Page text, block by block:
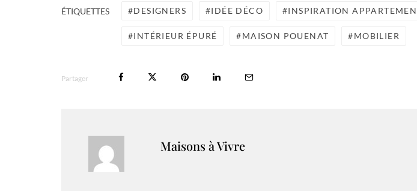
ÉTIQUETTES DESIGNERS IDÉE DÉCO INSPIRATION
INTÉRIEUR ÉPURÉ MAISON POUENAT MOBILIER
Partager
Maisons à Vivre